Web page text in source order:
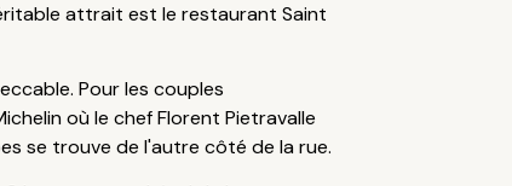
attrait est le restaurant Saint
Pour les couples
où le chef Florent Pietravalle
se trouve de l'autre côté de la rue.